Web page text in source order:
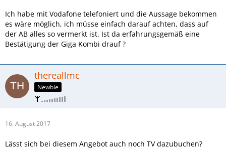
Ich habe mit Vodafone telefoniert und die Aussage bekommen
es wäre möglich, ich müsse einfach darauf achten, dass auf
der AB alles so vermerkt ist. Ist da erfahrungsgemäß eine
Bestätigung der Giga Kombi drauf ?
thereallmc
Newbie
16. August 2017
Lässt sich bei diesem Angebot auch noch TV dazubuchen?